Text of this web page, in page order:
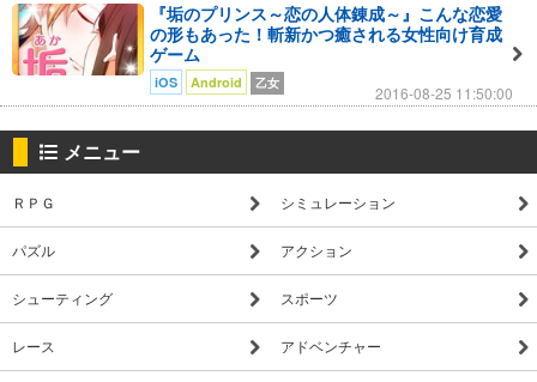
『垢のプリンス～恋の人体錬成～』こんな恋愛
の形もあった！斬新かつ癒される女性向け育成
ゲーム
iOS Android 乙女 2016-08-25 11:50:00
メニュー
ＲＰＧ シミュレーション
パズル アクション
シューティング スポーツ
レース アドベンチャー